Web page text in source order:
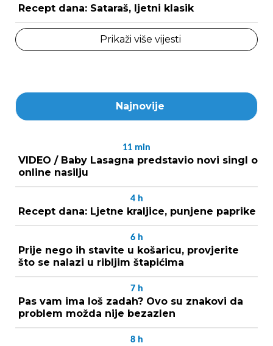
Recept dana: Sataraš, ljetni klasik
Prikaži više vijesti
Najnovije
11 min
VIDEO / Baby Lasagna predstavio novi singl o
online nasilju
4 h
Recept dana: Ljetne kraljice, punjene paprike
6 h
Prije nego ih stavite u košaricu, provjerite
što se nalazi u ribljim štapićima
7 h
Pas vam ima loš zadah? Ovo su znakovi da
problem možda nije bezazlen
8 h